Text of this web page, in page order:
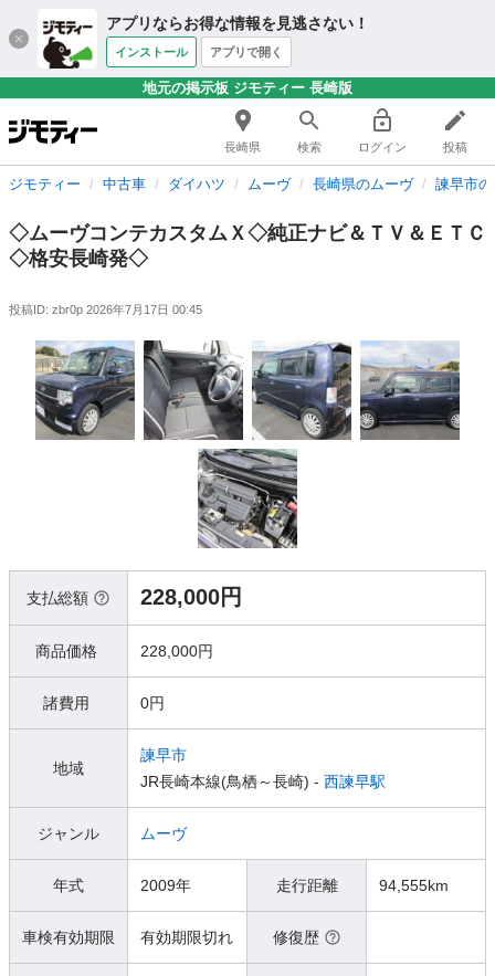
アプリならお得な情報を見逃さない！
インストール アプリで開く
地元の掲示板 ジモティー 長崎版
長崎県 検索 ログイン 投稿
ジモティー 中古車 ダイハツ ムーヴ 長崎県のムーヴ 諫早市
◇ムーヴコンテカスタムＸ◇純正ナビ＆ＴＶ＆ＥＴＣ
◇格安長崎発◇
投稿ID: zbr0p 2026年7月17日 00:45
支払総額 228,000円
商品価格 228,000円
諸費用 0円
地域
諫早市
JR長崎本線(鳥栖～長崎) - 西諫早駅
ジャンル ムーヴ
年式 2009年 走行距離 94,555km
車検有効期限 有効期限切れ 修復歴